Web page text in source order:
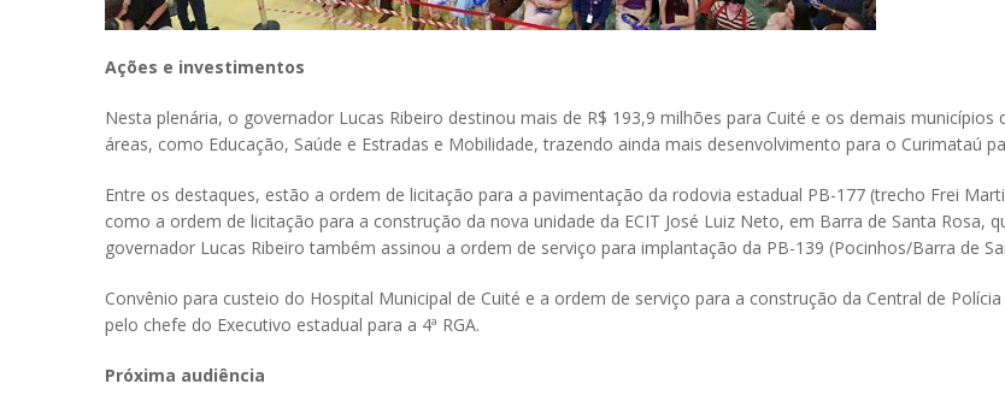
Ações e investimentos
Nesta plenária, o governador Lucas Ribeiro destinou mais de R$ 193,9 milhões para Cuité e os demais
áreas, como Educação, Saúde e Estradas e Mobilidade, trazendo ainda mais desenvolvimento para o Curimataú
Entre os destaques, estão a ordem de licitação para a pavimentação da rodovia estadual PB-177 (trecho Frei
como a ordem de licitação para a construção da nova unidade da ECIT José Luiz Neto, em Barra de Santa Rosa,
governador Lucas Ribeiro também assinou a ordem de serviço para implantação da PB-139 (Pocinhos/Barra de
Convênio para custeio do Hospital Municipal de Cuité e a ordem de serviço para a construção da Central de
pelo chefe do Executivo estadual para a 4ª RGA.
Próxima audiência